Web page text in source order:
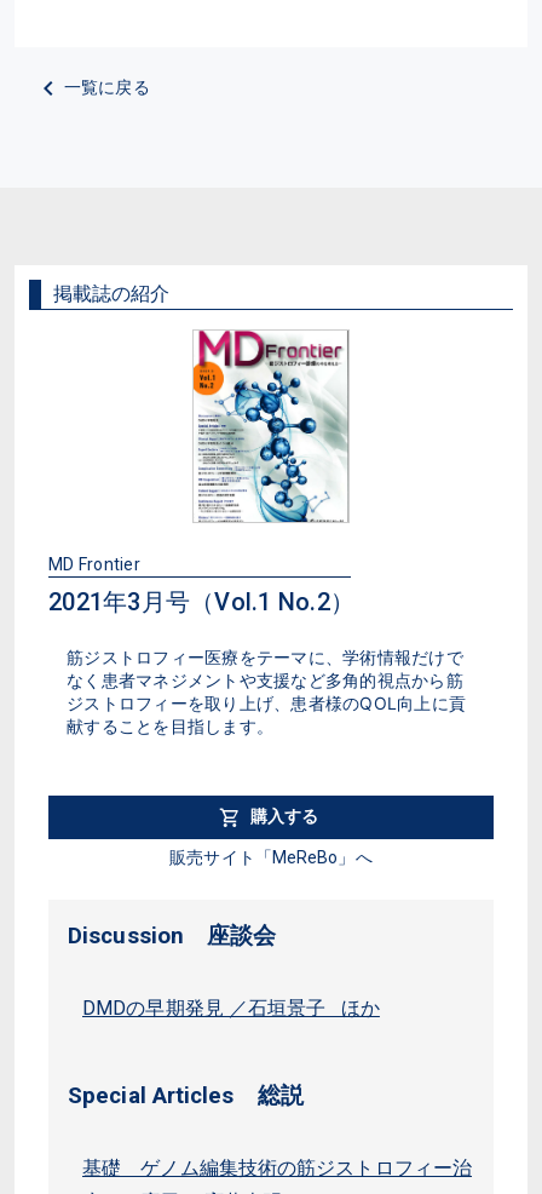
一覧に戻る
掲載誌の紹介
MD Frontier
2021年3月号（Vol.1 No.2）
筋ジストロフィー医療をテーマに、学術情報だけで
なく患者マネジメントや支援など多角的視点から筋
ジストロフィーを取り上げ、患者様のQOL向上に貢
献することを目指します。
購入する
販売サイト「MeReBo」へ
Discussion 座談会
DMDの早期発見 ／石垣景子 ほか
Special Articles 総説
基礎 ゲノム編集技術の筋ジストロフィー治